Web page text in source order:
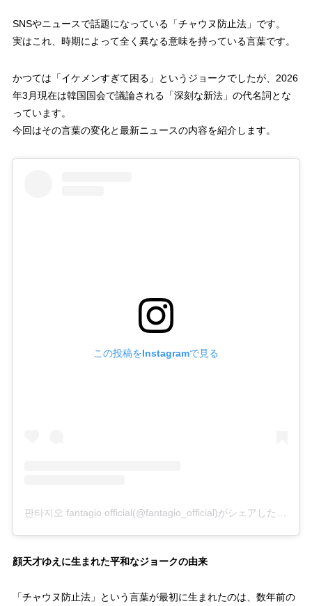
SNSやニュースで話題になっている「チャウヌ防止法」です。
実はこれ、時期によって全く異なる意味を持っている言葉です。
かつては「イケメンすぎて困る」というジョークでしたが、2026
年3月現在は韓国国会で議論される「深刻な新法」の代名詞とな
っています。
今回はその言葉の変化と最新ニュースの内容を紹介します。
この投稿をInstagramで見る
顔天才ゆえに生まれた平和なジョークの由来
「チャウヌ防止法」という言葉が最初に生まれたのは、数年前の